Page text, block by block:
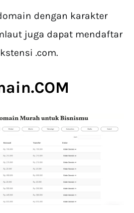
dengan karakter
juga dapat mendaftar
.com.